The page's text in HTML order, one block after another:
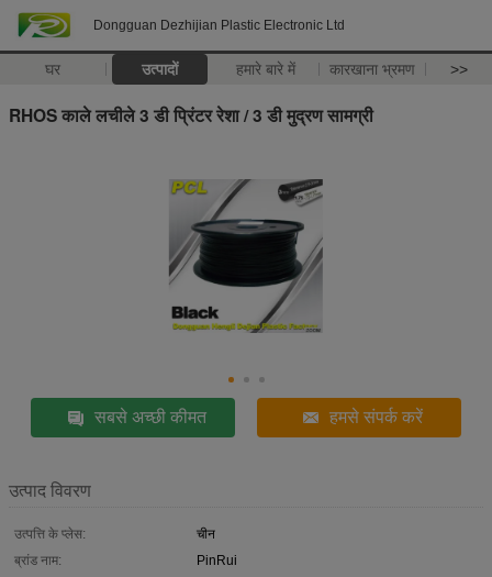
Dongguan Dezhijian Plastic Electronic Ltd
घर उत्पादों हमारे बारे में कारखाना भ्रमण >>
RHOS काले लचीले 3 डी प्रिंटर रेशा / 3 डी मुद्रण सामग्री
सबसे अच्छी कीमत हमसे संपर्क करें
उत्पाद विवरण
उत्पत्ति के प्लेस:
चीन
ब्रांड नाम:
PinRui